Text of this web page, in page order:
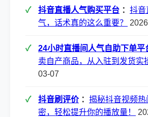
抖音直播人气购买平台 ： 抖音
气，话术真的这么重要？
24小时直播间人气自助下单平
卖自产商品，从入驻到发货实
03-07
抖音刷评价： 揭秘抖音视频
密，轻松提升你的播放量！